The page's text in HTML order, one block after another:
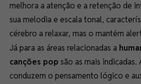
melhora a atenção e a retenção de
sua melodia e escala tonal,
cérebro a relaxar, mas o mantém
Já para as áreas relacionadas a
canções pop são as mais indicadas.
conduzem o pensamento lógico e